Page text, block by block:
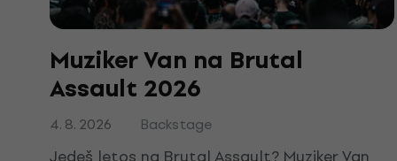
Muziker Van na Brutal
Assault 2026
4. 8. 2026 Backstage